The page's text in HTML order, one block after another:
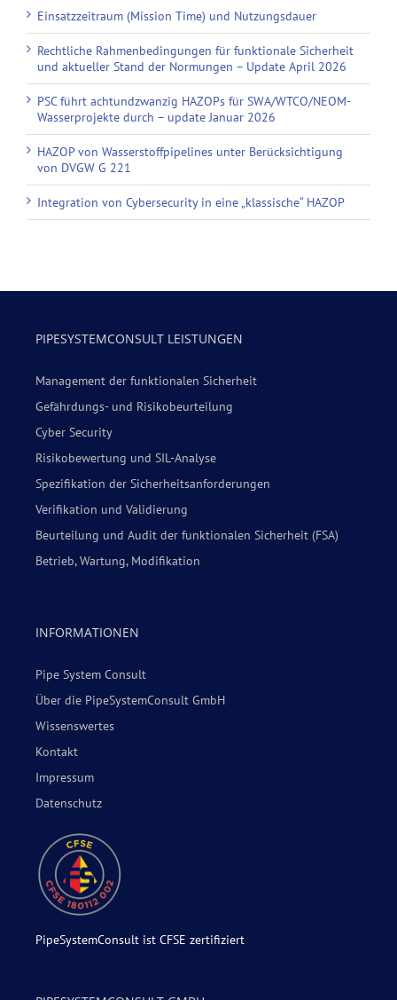
Einsatzzeitraum (Mission Time) und Nutzungsdauer
Rechtliche Rahmenbedingungen für funktionale Sicherheit
und aktueller Stand der Normungen – Update April 2026
PSC führt achtundzwanzig HAZOPs für SWA/WTCO/NEOM-
Wasserprojekte durch – update Januar 2026
HAZOP von Wasserstoffpipelines unter Berücksichtigung
von DVGW G 221
Integration von Cybersecurity in eine „klassische“ HAZOP
PIPESYSTEMCONSULT LEISTUNGEN
Management der funktionalen Sicherheit
Gefährdungs- und Risikobeurteilung
Cyber Security
Risikobewertung und SIL-Analyse
Spezifikation der Sicherheitsanforderungen
Verifikation und Validierung
Beurteilung und Audit der funktionalen Sicherheit (FSA)
Betrieb, Wartung, Modifikation
INFORMATIONEN
Pipe System Consult
Über die PipeSystemConsult GmbH
Wissenswertes
Kontakt
Impressum
Datenschutz
PipeSystemConsult ist CFSE zertifiziert